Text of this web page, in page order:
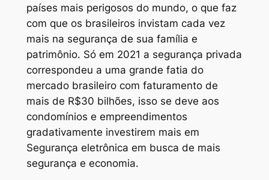
países mais perigosos do mundo, o que faz
com que os brasileiros invistam cada vez
mais na segurança de sua família e
patrimônio. Só em 2021 a segurança privada
correspondeu a uma grande fatia do
mercado brasileiro com faturamento de
mais de R$30 bilhões, isso se deve aos
condomínios e empreendimentos
gradativamente investirem mais em
Segurança eletrônica em busca de mais
segurança e economia.